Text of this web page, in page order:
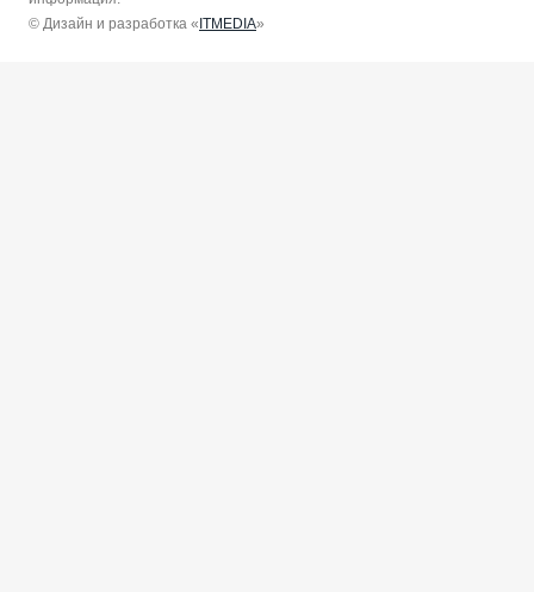
© Дизайн и разработка «ITMEDIA»